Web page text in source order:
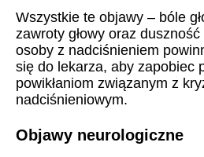
Wszystkie te objawy – bóle
zawroty głowy oraz
osoby z nadciśnieniem
się do lekarza, aby zapobiec
powikłaniom związanym z
nadciśnieniowym.
Objawy neurologiczne